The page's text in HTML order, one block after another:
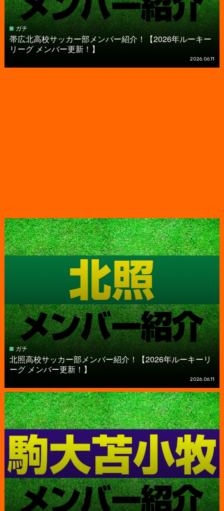
ガチ
帯広北高校サッカー部メンバー紹介！【2026年ルーキー
リーグ メンバー更新！】
2026.06.11
ガチ
北照高校サッカー部メンバー紹介！【2026年ルーキーリ
ーグ メンバー更新！】
2026.06.11